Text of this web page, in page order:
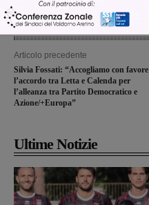
Articolo precedente
Silvia Fossati: “Accogliamo con favore
l’accordo tra Letta e Calenda per
l’alleanza tra Partito Democratico e
Azione/+Europa”
Ultime Notizie